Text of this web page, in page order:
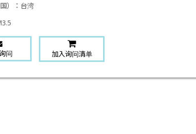
）： 台湾
问 加入询问清单